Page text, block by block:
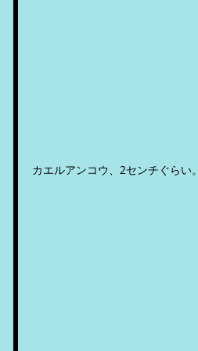
カエルアンコウ、2センチぐらい